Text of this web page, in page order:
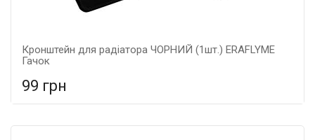
Кронштейн для радіатора ЧОРНИЙ (1шт.) ERAFLYME
Гачок
99 грн